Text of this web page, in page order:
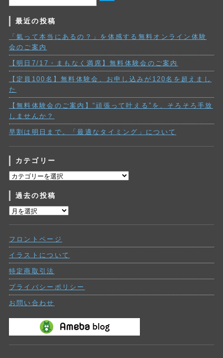
最近の投稿
「氣って本当にあるの？」を体感する無料オンライン体験
会のご案内
【明日7/17・まもなく満席】無料体験会のご案内
【定員100名】無料体験会、お申し込みが120名を超えまし
た
【無料体験会のご案内】“頑張って叶える”を、そろそろ手放
しませんか？
早割は明日まで。「最適なタイミング」について
カテゴリー
カ
ゴ
リ
ー
過去の投稿
過
投
稿
フロントページ
イラストについて
特定商取引法
プライバシーポリシー
お問い合わせ